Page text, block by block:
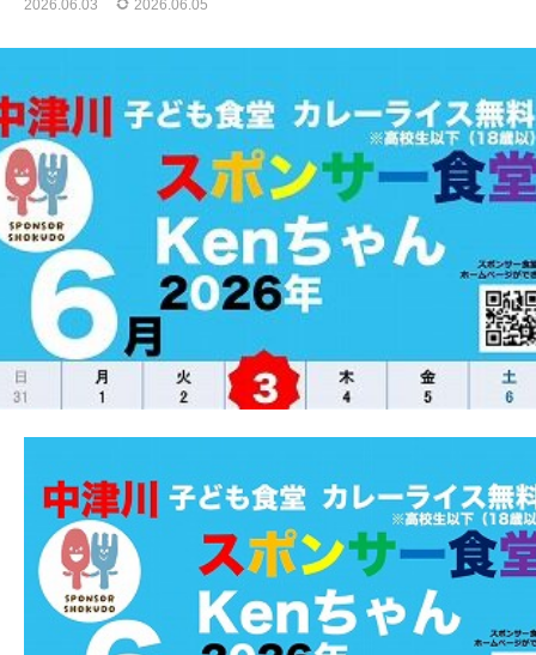
2026.06.03 2026.06.05